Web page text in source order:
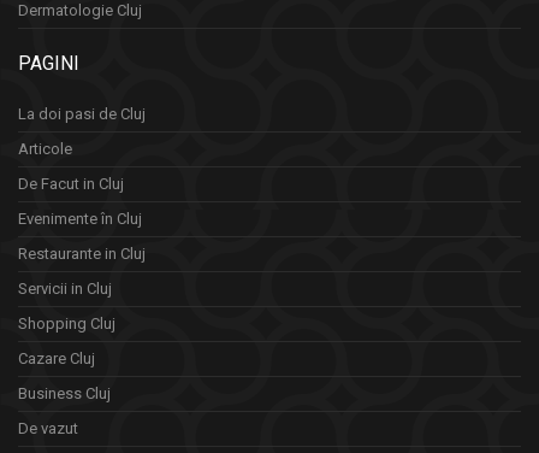
Dermatologie Cluj
PAGINI
La doi pasi de Cluj
Articole
De Facut in Cluj
Evenimente în Cluj
Restaurante in Cluj
Servicii in Cluj
Shopping Cluj
Cazare Cluj
Business Cluj
De vazut